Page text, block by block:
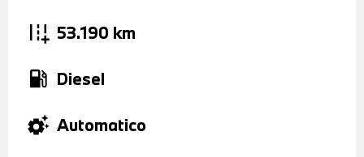
add_road 53.190 km
local_gas_station Diesel
settings_suggest Automatico